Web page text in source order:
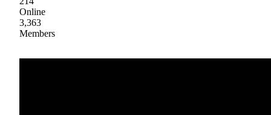
Online
3,363
Members